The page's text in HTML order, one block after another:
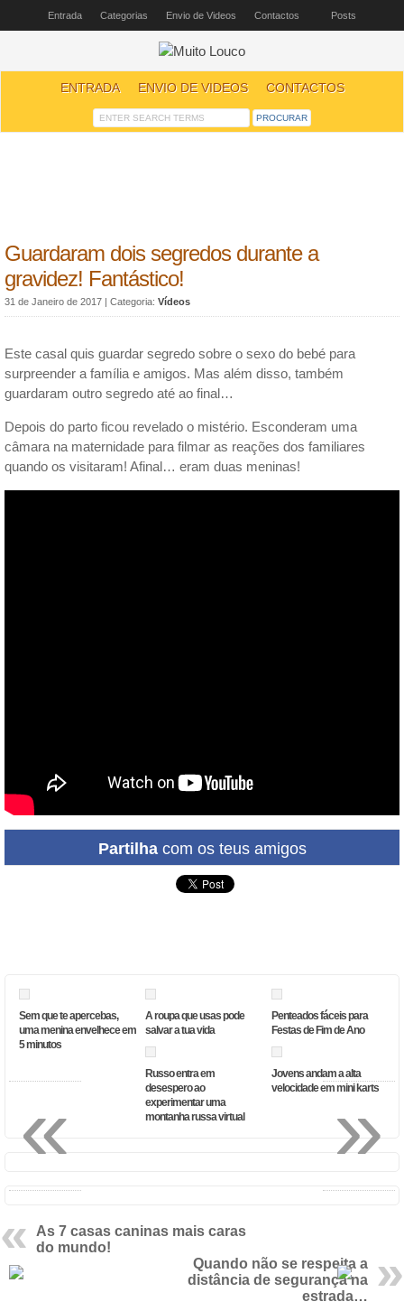
Entrada Categorias Envio de Videos Contactos Posts
ENTRADA ENVIO DE VIDEOS CONTACTOS
Guardaram dois segredos durante a
gravidez! Fantástico!
31 de Janeiro de 2017 | Categoria: Vídeos
Este casal quis guardar segredo sobre o sexo do bebé para
surpreender a família e amigos. Mas além disso, também
guardaram outro segredo até ao final…
Depois do parto ficou revelado o mistério. Esconderam uma
câmara na maternidade para filmar as reações dos familiares
quando os visitaram! Afinal… eram duas meninas!
Partilhacom os teus amigos
Sem que te apercebas,
uma menina envelhece em
5 minutos
A roupa que usas pode
salvar a tua vida
Penteados fáceis para
Festas de Fim de Ano
Russo entra em
desespero ao
experimentar uma
montanha russa virtual
Jovens andam a alta
velocidade em mini karts
As 7 casas caninas mais caras
do mundo!
Quando não se respeita a
distância de segurança na
estrada…
»
«